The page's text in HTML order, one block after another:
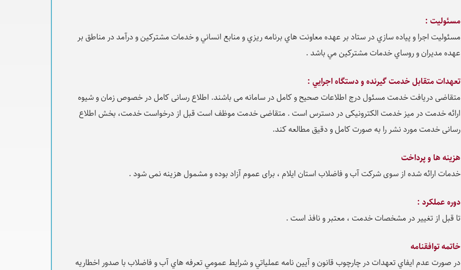
مسئوليت :
مسئوليت اجرا و پياده سازي در ستاد بر عهده معاونت هاي برنامه ريزي و منابع انساني و خدمات مشترکين و درآمد در مناطق بر
عهده مديران و روساي خدمات مشترکين مي باشد .
تعهدات متقابل خدمت گيرنده و دستگاه اجرايي :
متقاضی دریافت خدمت مسئول درج اطلاعات صحیح و کامل در سامانه می باشند. اطلاع رسانی کامل در خصوص زمان و شیوه
ارائه خدمت در میز خدمت الکترونیکی در دسترس است . متقاضی خدمت موظف است قبل از درخواست خدمت، بخش اطلاع
رسانی خدمت مورد نشر را به صورت کامل و دقیق مطالعه کند.
هزينه ها و پرداخت
خدمات ارائه شده از سوی شرکت آب و فاضلاب استان ایلام ، برای عموم آزاد بوده و مشمول هزینه نمی شود .
دوره عملکرد :
تا قبل از تغيير در مشخصات خدمت ، معتبر و نافذ است .
خاتمه توافقنامه
در صورت عدم ايفاي تعهدات در چارچوب قانون و آيين نامه عملياتي و شرايط عمومي تعرفه هاي آب و فاضلاب با صدور اخطاريه